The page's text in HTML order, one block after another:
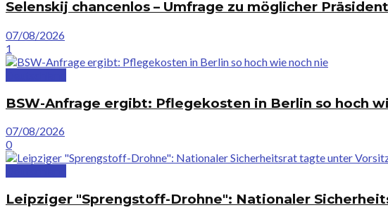
Selenskij chancenlos – Umfrage zu möglicher
07/08/2026
1
BSW-Anfrage ergibt: Pflegekosten in Berlin so hoch
07/08/2026
0
Leipziger "Sprengstoff-Drohne": Nationaler